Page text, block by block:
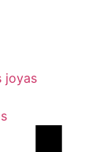
joyas